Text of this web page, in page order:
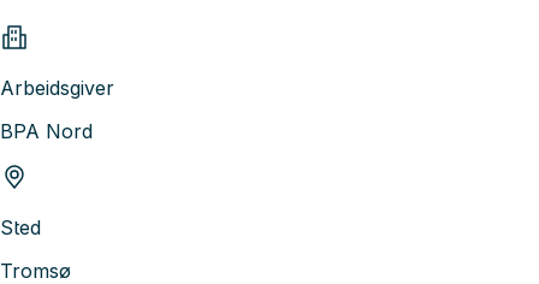
Arbeidsgiver
BPA Nord
Sted
Tromsø